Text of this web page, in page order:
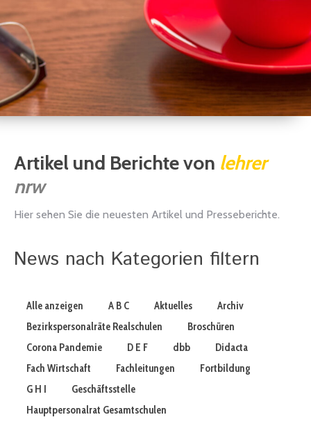
Artikel und Berichte von lehrer
nrw
Hier sehen Sie die neuesten Artikel und Presseberichte.
News nach Kategorien filtern
Alle anzeigen A B C Aktuelles
Archiv
Bezirkspersonalräte Realschulen
Broschüren
Corona Pandemie
D E F dbb
Didacta
Fach Wirtschaft
Fachleitungen
Fortbildung
G H I
Geschäftsstelle
Hauptpersonalrat Gesamtschulen